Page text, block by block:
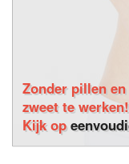
Zonder pillen
zweet te werken!
Kijk op